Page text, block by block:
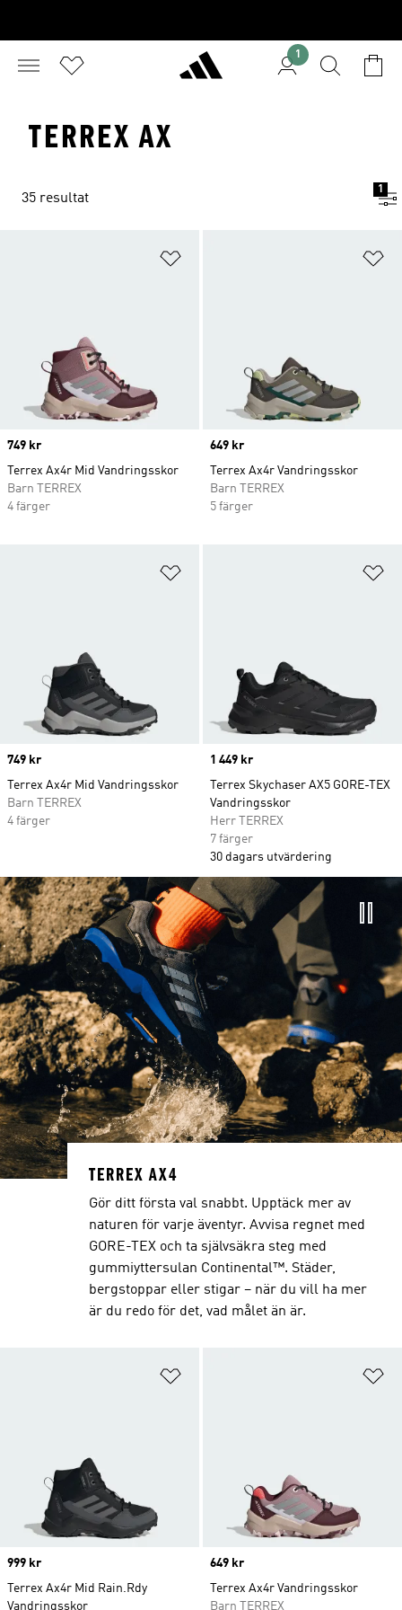
1
TERREX AX
35 resultat
1
Price
749 kr
Terrex Ax4r Mid Vandringsskor
Barn TERREX
4 färger
Price
649 kr
Terrex Ax4r Vandringsskor
Barn TERREX
5 färger
Price
749 kr
Terrex Ax4r Mid Vandringsskor
Barn TERREX
4 färger
Price
1 449 kr
Terrex Skychaser AX5 GORE-TEX
Vandringsskor
Herr TERREX
7 färger
30 dagars utvärdering
Price
999 kr
Terrex Ax4r Mid Rain.Rdy
Vandringsskor
Price
649 kr
Terrex Ax4r Vandringsskor
Barn TERREX
TERREX AX4
Gör ditt första val snabbt. Upptäck mer av
naturen för varje äventyr. Avvisa regnet med
GORE-TEX och ta självsäkra steg med
gummiyttersulan Continental™. Städer,
bergstoppar eller stigar – när du vill ha mer
är du redo för det, vad målet än är.